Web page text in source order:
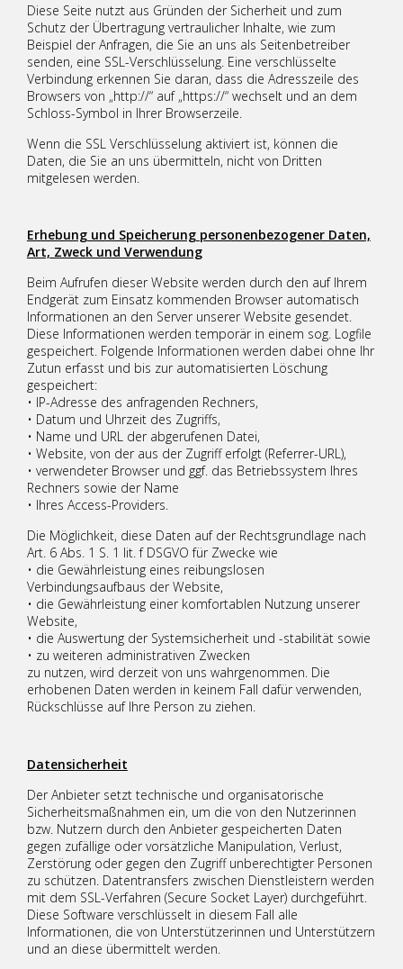
Diese Seite nutzt aus Gründen der Sicherheit und zum
Schutz der Übertragung vertraulicher Inhalte, wie zum
Beispiel der Anfragen, die Sie an uns als Seitenbetreiber
senden, eine SSL-Verschlüsselung. Eine verschlüsselte
Verbindung erkennen Sie daran, dass die Adresszeile des
Browsers von „http://“ auf „https://“ wechselt und an dem
Schloss-Symbol in Ihrer Browserzeile.
Wenn die SSL Verschlüsselung aktiviert ist, können die
Daten, die Sie an uns übermitteln, nicht von Dritten
mitgelesen werden.
Erhebung und Speicherung personenbezogener Daten,
Art, Zweck und Verwendung
Beim Aufrufen dieser Website werden durch den auf Ihrem
Endgerät zum Einsatz kommenden Browser automatisch
Informationen an den Server unserer Website gesendet.
Diese Informationen werden temporär in einem sog. Logfile
gespeichert. Folgende Informationen werden dabei ohne Ihr
Zutun erfasst und bis zur automatisierten Löschung
gespeichert:
• IP-Adresse des anfragenden Rechners,
• Datum und Uhrzeit des Zugriffs,
• Name und URL der abgerufenen Datei,
• Website, von der aus der Zugriff erfolgt (Referrer-URL),
• verwendeter Browser und ggf. das Betriebssystem Ihres
Rechners sowie der Name
• Ihres Access-Providers.
Die Möglichkeit, diese Daten auf der Rechtsgrundlage nach
Art. 6 Abs. 1 S. 1 lit. f DSGVO für Zwecke wie
• die Gewährleistung eines reibungslosen
Verbindungsaufbaus der Website,
• die Gewährleistung einer komfortablen Nutzung unserer
Website,
• die Auswertung der Systemsicherheit und -stabilität sowie
• zu weiteren administrativen Zwecken
zu nutzen, wird derzeit von uns wahrgenommen. Die
erhobenen Daten werden in keinem Fall dafür verwenden,
Rückschlüsse auf Ihre Person zu ziehen.
Datensicherheit
Der Anbieter setzt technische und organisatorische
Sicherheitsmaßnahmen ein, um die von den Nutzerinnen
bzw. Nutzern durch den Anbieter gespeicherten Daten
gegen zufällige oder vorsätzliche Manipulation, Verlust,
Zerstörung oder gegen den Zugriff unberechtigter Personen
zu schützen. Datentransfers zwischen Dienstleistern werden
mit dem SSL-Verfahren (Secure Socket Layer) durchgeführt.
Diese Software verschlüsselt in diesem Fall alle
Informationen, die von Unterstützerinnen und Unterstützern
und an diese übermittelt werden.